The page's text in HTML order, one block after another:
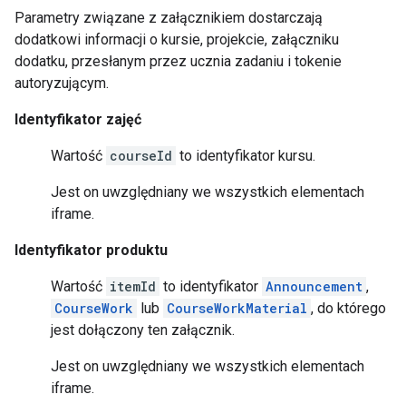
Parametry związane z załącznikiem dostarczają
dodatkowi informacji o kursie, projekcie, załączniku
dodatku, przesłanym przez ucznia zadaniu i tokenie
autoryzującym.
Identyfikator zajęć
Wartość courseId to identyfikator kursu.
Jest on uwzględniany we wszystkich elementach
iframe.
Identyfikator produktu
Wartość itemId to identyfikator Announcement ,
CourseWork lub CourseWorkMaterial , do którego
jest dołączony ten załącznik.
Jest on uwzględniany we wszystkich elementach
iframe.